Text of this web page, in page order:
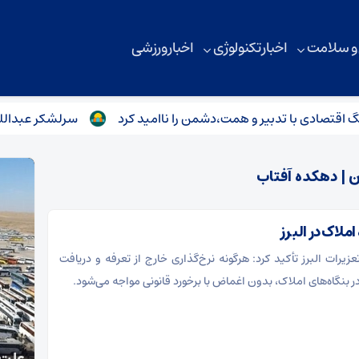
و سلامت اخبار تکنولوژی اخبار ورزشی
با تدبیر و همت،دشمن را ناامید کرد سرلشکر عبداللهی
| دهکده آفتاب
البرز تأکید کرد: هرگونه نرخ‌گذاری خارج از تعرفه و دریافت
در بنگاه‌های املاک، بدون اغماض با برخورد قانونی مواجه می‌شود.